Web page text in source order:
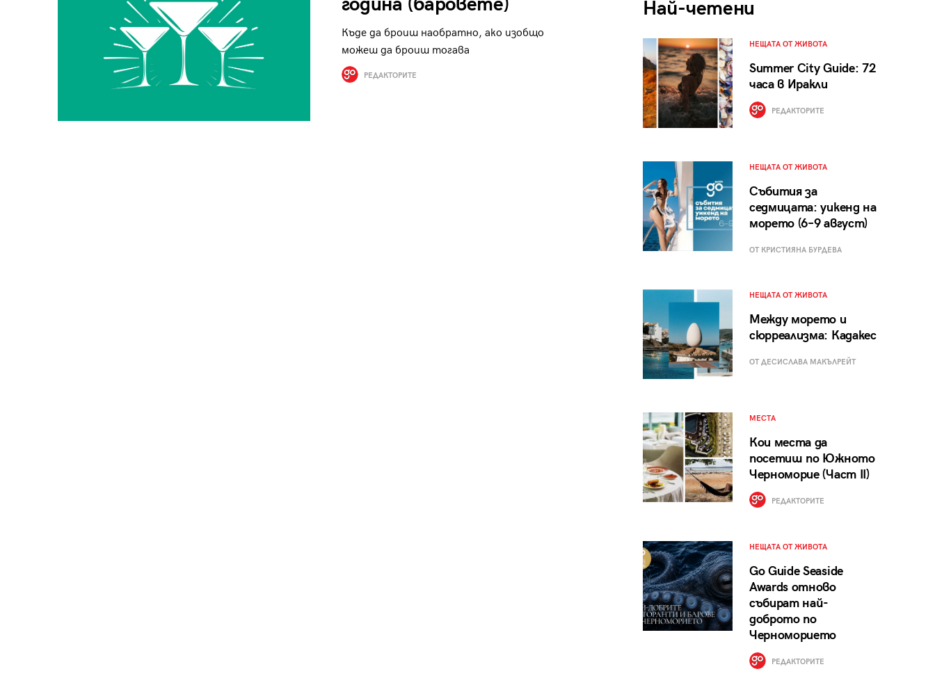
Къде да броиш наобратно, ако изобщо
можеш да броиш тогава
РЕДАКТОРИТЕ
Най-четени
НЕЩАТА ОТ ЖИВОТА
Summer City Guide: 72
часа в Иракли
РЕДАКТОРИТЕ
НЕЩАТА ОТ ЖИВОТА
Събития за
седмицата: уикенд на
морето (6–9 август)
ОТ КРИСТИЯНА БУРДЕВА
НЕЩАТА ОТ ЖИВОТА
Между морето и
сюрреализма: Кадакес
ОТ ДЕСИСЛАВА МАКЪЛРЕЙТ
МЕСТА
Кои места да
посетиш по Южното
Черноморие (Част II)
РЕДАКТОРИТЕ
НЕЩАТА ОТ ЖИВОТА
Go Guide Seaside
Awards отново
събират най-
доброто по
Черноморието
РЕДАКТОРИТЕ